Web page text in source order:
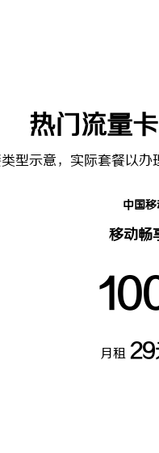
热门流量
型示意，实际套餐以
中国移
移动畅
月租 29